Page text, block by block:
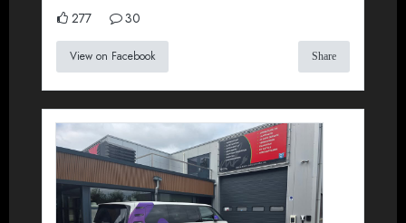
277 30
View on Facebook Share